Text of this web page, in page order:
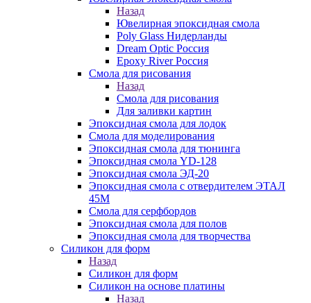
Назад
Ювелирная эпоксидная смола
Poly Glass Нидерланды
Dream Optic Россия
Epoxy River Россия
Смола для рисования
Назад
Смола для рисования
Для заливки картин
Эпоксидная смола для лодок
Смола для моделирования
Эпоксидная смола для тюнинга
Эпоксидная смола YD-128
Эпоксидная смола ЭД-20
Эпоксидная смола с отвердителем ЭТАЛ
45М
Смола для серфбордов
Эпоксидная смола для полов
Эпоксидная смола для творчества
Силикон для форм
Назад
Силикон для форм
Силикон на основе платины
Назад